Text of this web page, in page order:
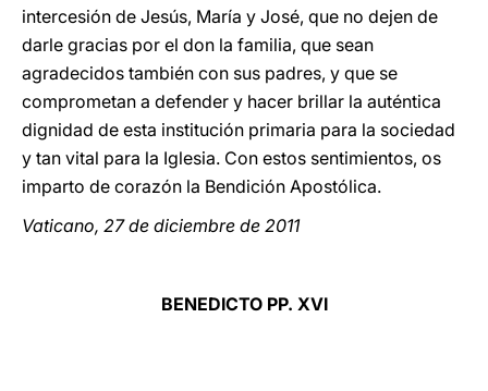
intercesión de Jesús, María y José, que no dejen de
darle gracias por el don la familia, que sean
agradecidos también con sus padres, y que se
comprometan a defender y hacer brillar la auténtica
dignidad de esta institución primaria para la sociedad
y tan vital para la Iglesia. Con estos sentimientos, os
imparto de corazón la Bendición Apostólica.
Vaticano, 27 de diciembre de 2011
BENEDICTO PP. XVI